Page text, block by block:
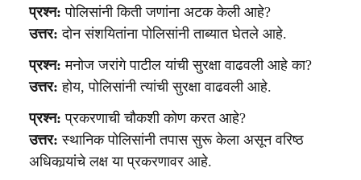
प्रश्न: पोलिसांनी किती जणांना अटक केली आहे?
उत्तर: दोन संशयितांना पोलिसांनी ताब्यात घेतले आहे.
प्रश्न: मनोज जरांगे पाटील यांची सुरक्षा वाढवली आहे का?
उत्तर: होय, पोलिसांनी त्यांची सुरक्षा वाढवली आहे.
प्रश्न: प्रकरणाची चौकशी कोण करत आहे?
उत्तर: स्थानिक पोलिसांनी तपास सुरू केला असून वरिष्ठ
अधिकार्‍यांचे लक्ष या प्रकरणावर आहे.